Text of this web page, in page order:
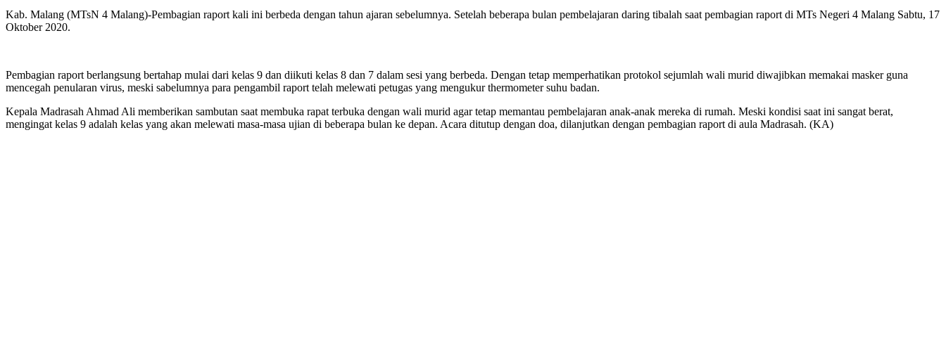
Kab. Malang (MTsN 4 Malang)-Pembagian raport kali ini berbeda dengan tahun ajaran sebelumnya. Setelah beberapa bulan pembelajaran daring tibalah saat pembagian raport di MTs Negeri 4 Malang Sabtu, 17
Oktober 2020.
Pembagian raport berlangsung bertahap mulai dari kelas 9 dan diikuti kelas 8 dan 7 dalam sesi yang berbeda. Dengan tetap memperhatikan protokol sejumlah wali murid diwajibkan memakai masker guna
mencegah penularan virus, meski sabelumnya para pengambil raport telah melewati petugas yang mengukur thermometer suhu badan.
Kepala Madrasah Ahmad Ali memberikan sambutan saat membuka rapat terbuka dengan wali murid agar tetap memantau pembelajaran anak-anak mereka di rumah. Meski kondisi saat ini sangat berat,
mengingat kelas 9 adalah kelas yang akan melewati masa-masa ujian di beberapa bulan ke depan. Acara ditutup dengan doa, dilanjutkan dengan pembagian raport di aula Madrasah. (KA)